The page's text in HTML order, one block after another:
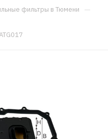
фильтры в Тюмени —